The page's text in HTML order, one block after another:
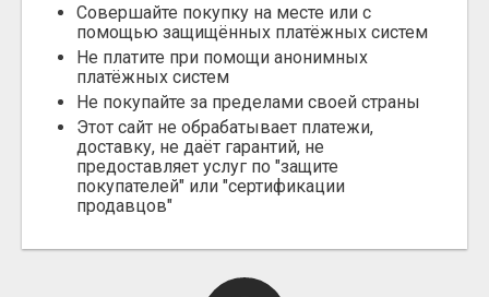
Совершайте покупку на месте или с
помощью защищённых платёжных систем
Не платите при помощи анонимных
платёжных систем
Не покупайте за пределами своей страны
Этот сайт не обрабатывает платежи,
доставку, не даёт гарантий, не
предоставляет услуг по "защите
покупателей" или "сертификации
продавцов"